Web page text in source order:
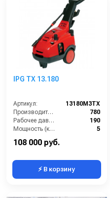
IPG TX 13.180
Артикул:
13180M3TX
Производительность (л/ч):
780
Рабочее давление (бар):
190
Мощность (кВт):
5
108 000 руб.
⚡ В корзину